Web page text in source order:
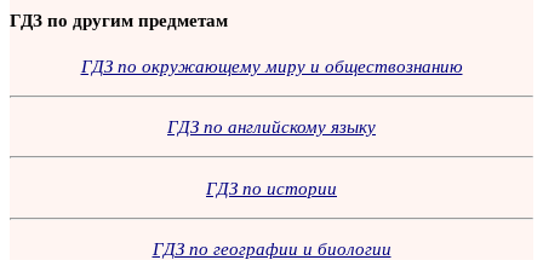
ГДЗ по другим предметам
ГДЗ по окружающему миру и обществознанию
ГДЗ по английскому языку
ГДЗ по истории
ГДЗ по географии и биологии